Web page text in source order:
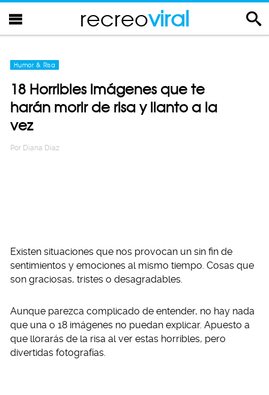
recreoviral
Humor & Risa
18 Horribles imágenes que te
harán morir de risa y llanto a la
vez
Por Diana Diaz
Existen situaciones que nos provocan un sin fin de
sentimientos y emociones al mismo tiempo. Cosas que
son graciosas, tristes o desagradables.
Aunque parezca complicado de entender, no hay nada
que una o 18 imágenes no puedan explicar. Apuesto a
que llorarás de la risa al ver estas horribles, pero
divertidas fotografías.